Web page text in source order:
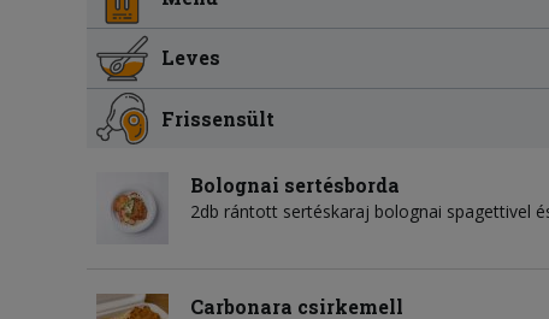
Leves
Frissensült
Bolognai sertésborda
2db rántott sertéskaraj bolognai spagettivel
Carbonara csirkemell